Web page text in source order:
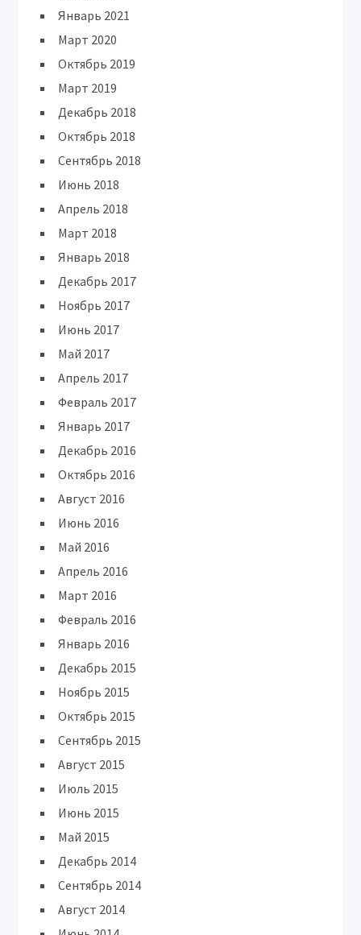
Январь 2021
Март 2020
Октябрь 2019
Март 2019
Декабрь 2018
Октябрь 2018
Сентябрь 2018
Июнь 2018
Апрель 2018
Март 2018
Январь 2018
Декабрь 2017
Ноябрь 2017
Июнь 2017
Май 2017
Апрель 2017
Февраль 2017
Январь 2017
Декабрь 2016
Октябрь 2016
Август 2016
Июнь 2016
Май 2016
Апрель 2016
Март 2016
Февраль 2016
Январь 2016
Декабрь 2015
Ноябрь 2015
Октябрь 2015
Сентябрь 2015
Август 2015
Июль 2015
Июнь 2015
Май 2015
Декабрь 2014
Сентябрь 2014
Август 2014